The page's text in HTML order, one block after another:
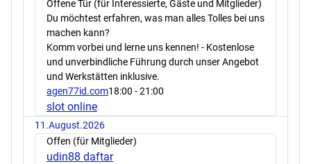
Offene Tür (für Interessierte, Gäste und Mitglieder)
Du möchtest erfahren, was man alles Tolles bei uns
machen kann?
Komm vorbei und lerne uns kennen! - Kostenlose
und unverbindliche Führung durch unser Angebot
und Werkstätten inklusive.
agen77id.com18:00 - 21:00
slot online
11.August.2026
Offen (für Mitglieder)
udin88 daftar